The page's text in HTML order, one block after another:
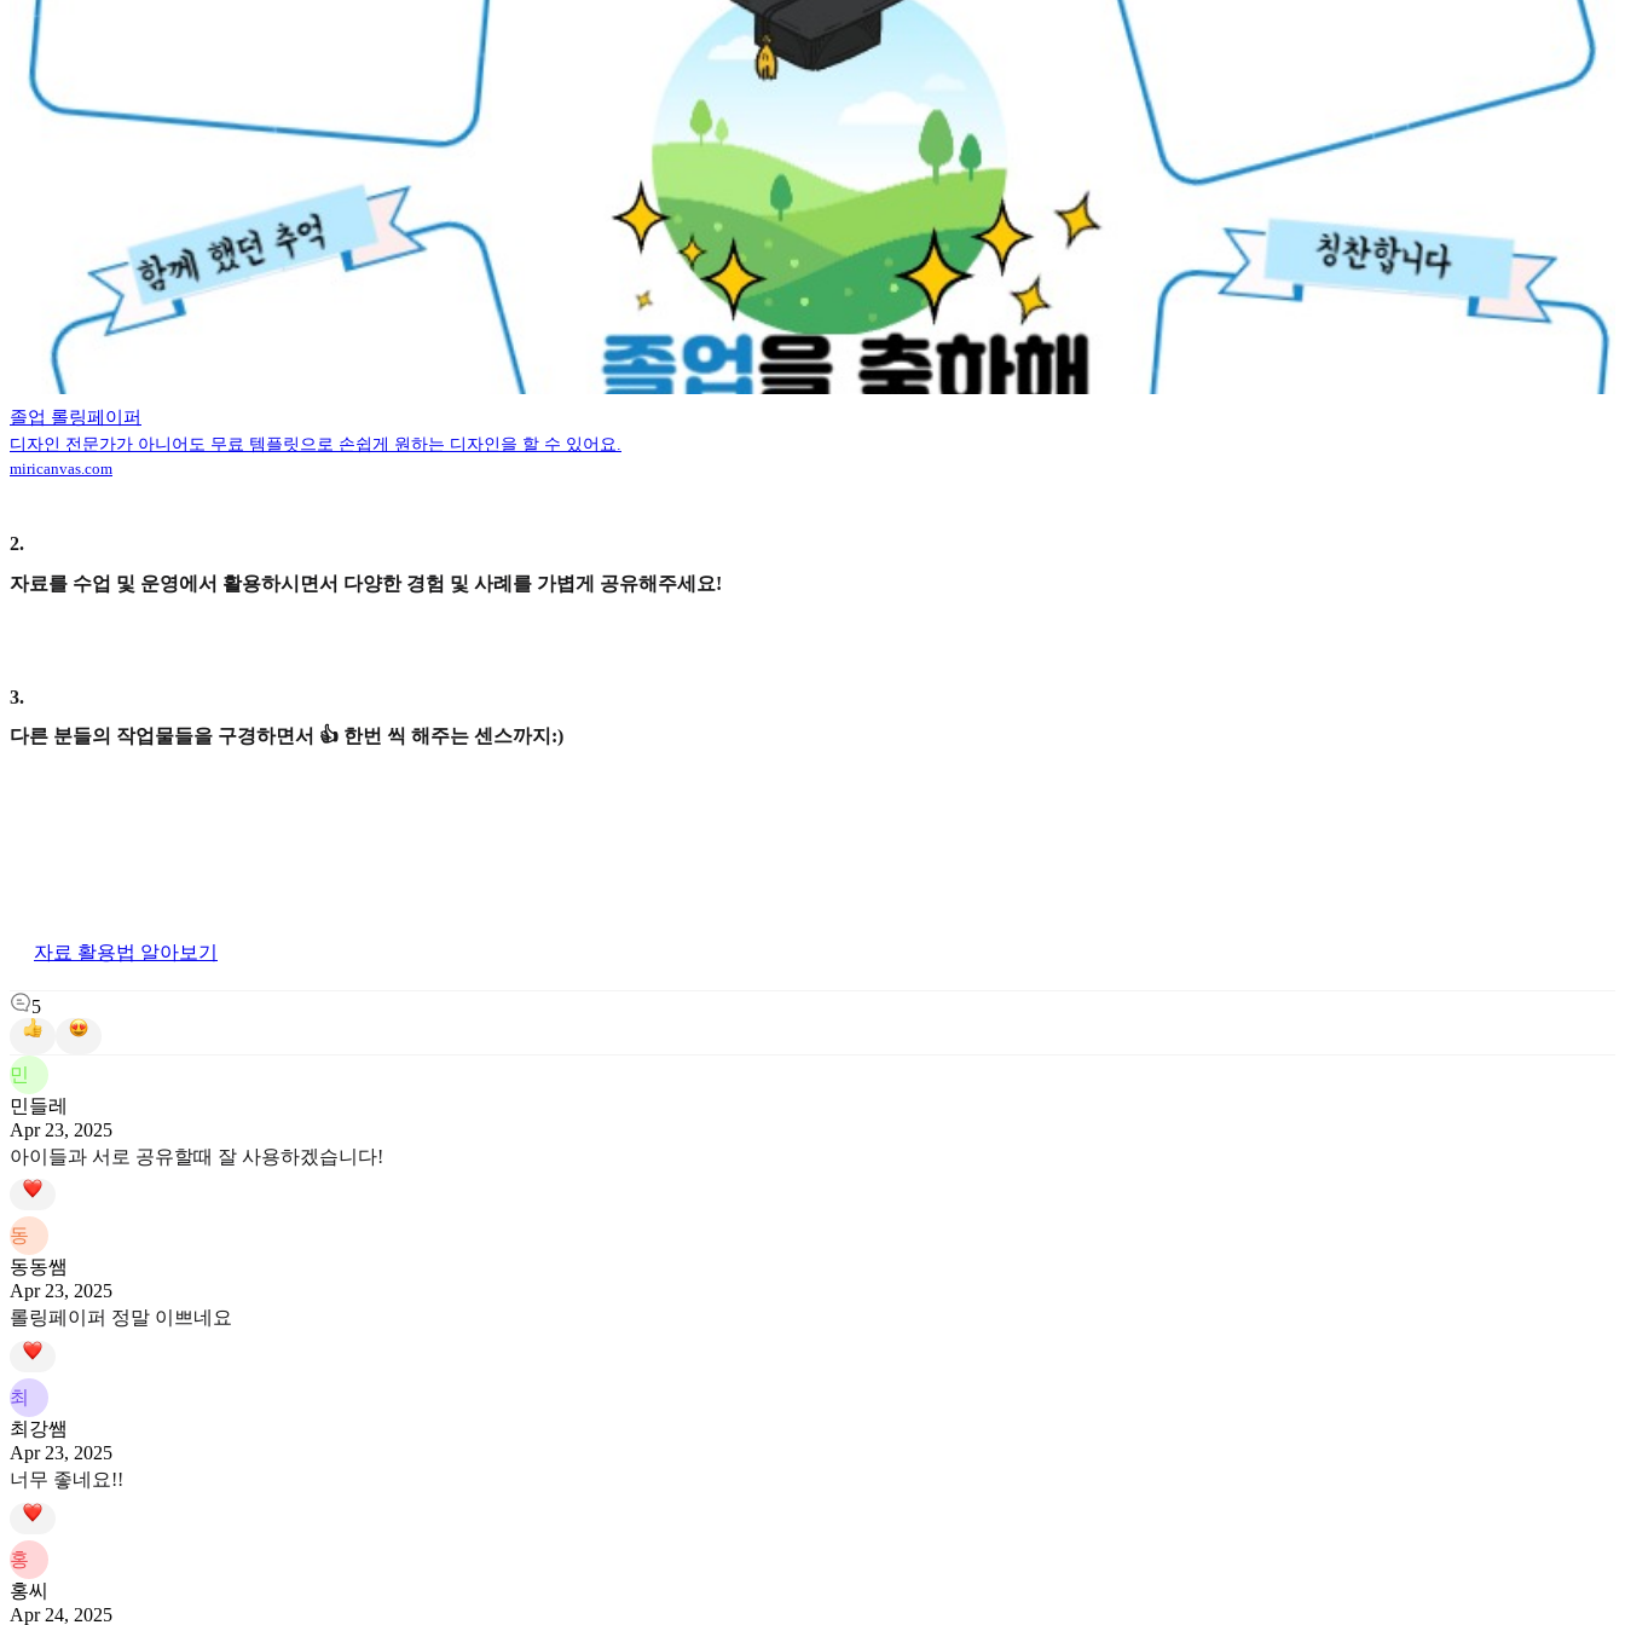
졸업 롤링페이퍼
디자인 전문가가 아니어도 무료 템플릿으로 손쉽게 원하는 디자인을 할 수 있어요.
miricanvas.com
2.
자료를 수업 및 운영에서 활용하시면서 다양한 경험 및 사례를 가볍게 공유해주세요!
3.
다른 분들의 작업물들을 구경하면서 👍 한번 씩 해주는 센스까지:)
자료 활용법 알아보기
5
민
민들레
Apr 23, 2025
아이들과 서로 공유할때 잘 사용하겠습니다!
동
동동쌤
Apr 23, 2025
롤링페이퍼 정말 이쁘네요
최
최강쌤
Apr 23, 2025
너무 좋네요!!
홍
홍씨
Apr 24, 2025